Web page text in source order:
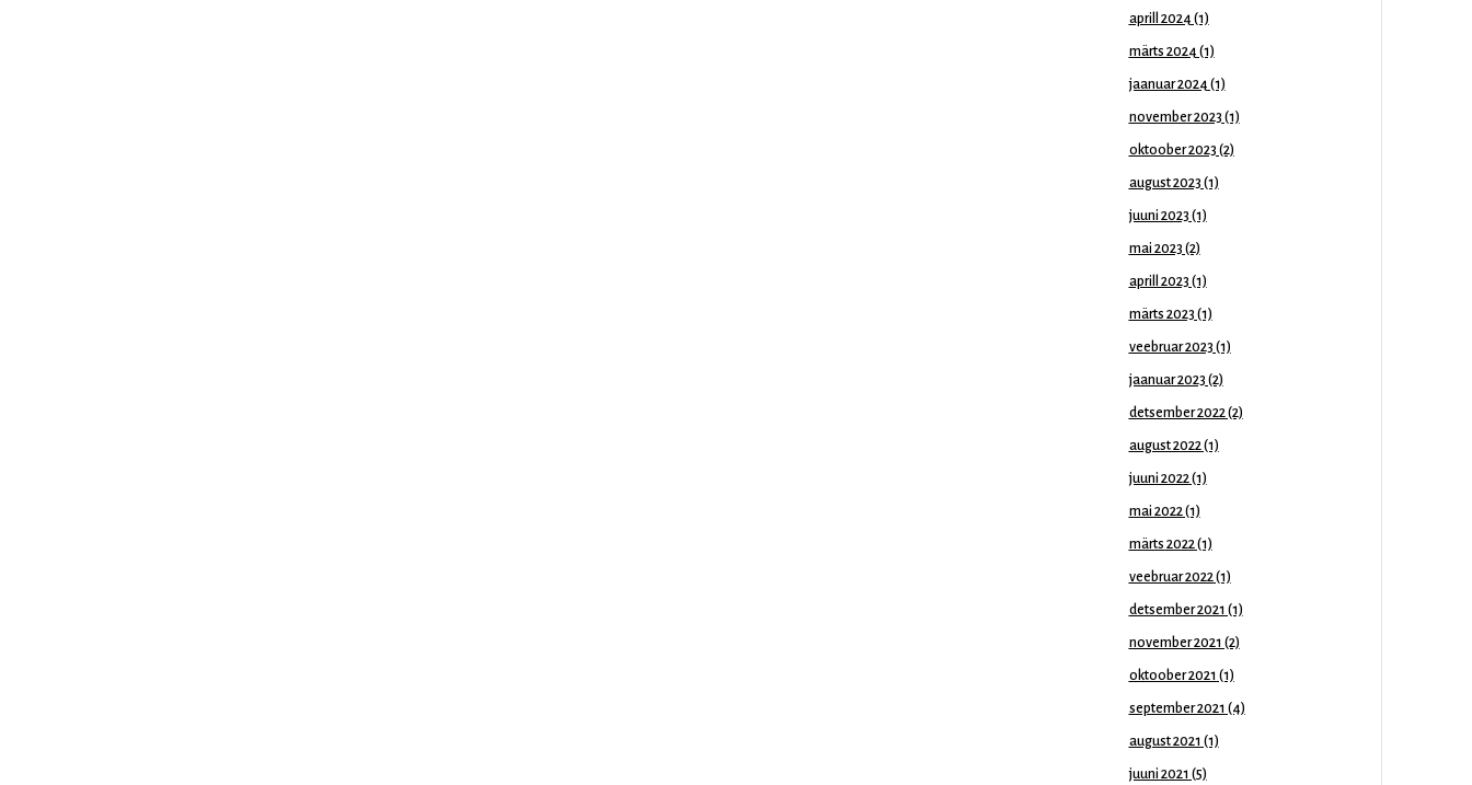
aprill 2024 (1)
märts 2024 (1)
jaanuar 2024 (1)
november 2023 (1)
oktoober 2023 (2)
august 2023 (1)
juuni 2023 (1)
mai 2023 (2)
aprill 2023 (1)
märts 2023 (1)
veebruar 2023 (1)
jaanuar 2023 (2)
detsember 2022(2)
august 2022(1)
juuni 2022(1)
mai 2022(1)
märts 2022(1)
veebruar 2022(1)
detsember 2021 (1)
november 2021 (2)
oktoober 2021 (1)
september 2021 (4)
august 2021 (1)
juuni 2021 (5)